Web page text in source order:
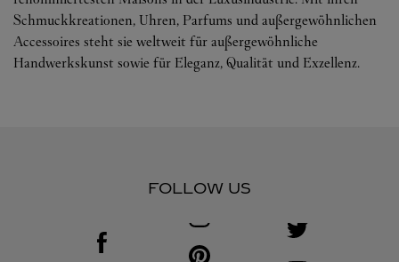
Schmuckkreationen, Uhren, Parfums und außergewöhnlichen
Accessoires steht sie weltweit für außergewöhnliche
Handwerkskunst sowie für Eleganz, Qualität und Exzellenz.
FOLLOW US
Visit us on Facebook
Link Opens in New Tab
Visit us on Pinterest
Link Opens in New Tab